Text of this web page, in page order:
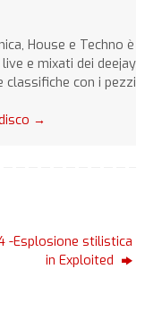
House e Techno è
e mixati dei deejay
classifiche con i pezzi
→
-Esplosione stilistica
in Exploited